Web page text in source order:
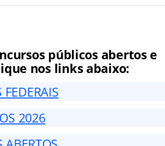
públicos abertos e
nos links abaixo:
2026